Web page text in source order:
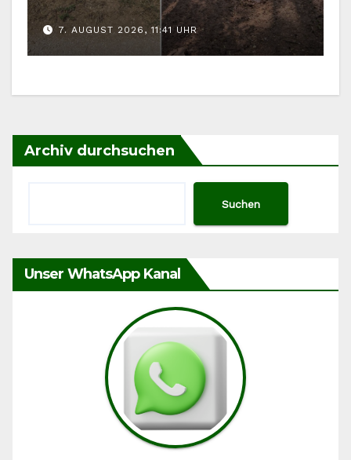
7. AUGUST 2026, 11:41 UHR
Archiv durchsuchen
Suchen
Unser WhatsApp Kanal